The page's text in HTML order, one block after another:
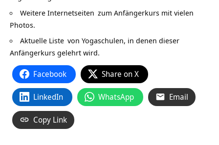
Weitere Internetseiten zum Anfängerkurs mit vielen
Photos.
Aktuelle Liste von Yogaschulen, in denen dieser
Anfängerkurs gelehrt wird.
Facebook Share on X
LinkedIn WhatsApp Email
Copy Link